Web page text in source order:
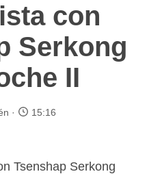
con
Serkong
II
15:16
Tsenshap Serkong